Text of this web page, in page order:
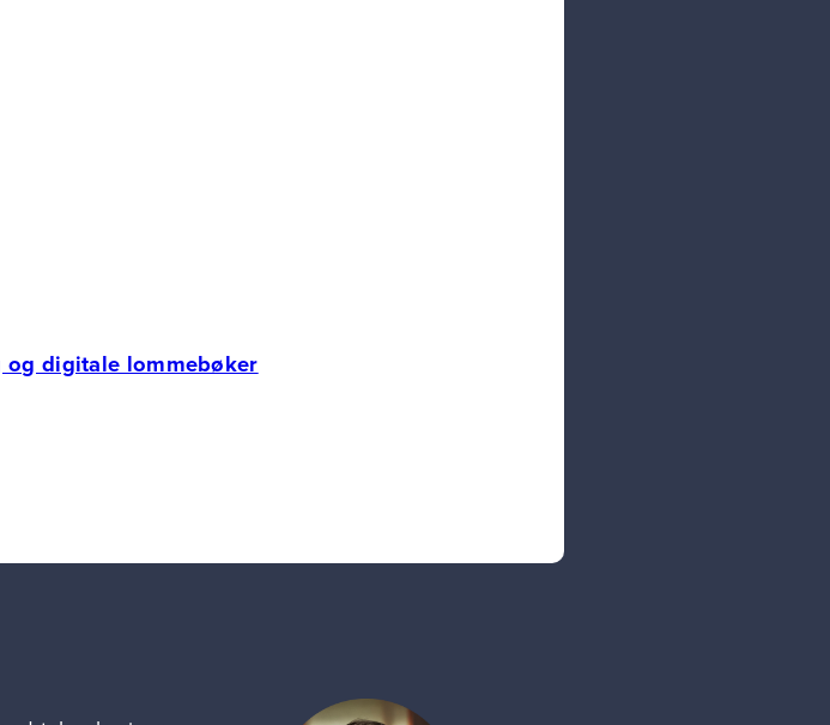
og digitale lommebøker